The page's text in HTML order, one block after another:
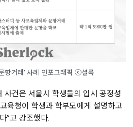
항거래’ 사례 인포그래픽 ⓒ셜록
사건은 서울시 학생들의 입시 공정성
육청이 학생과 학부모에게 설명하고
”고 강조했다.